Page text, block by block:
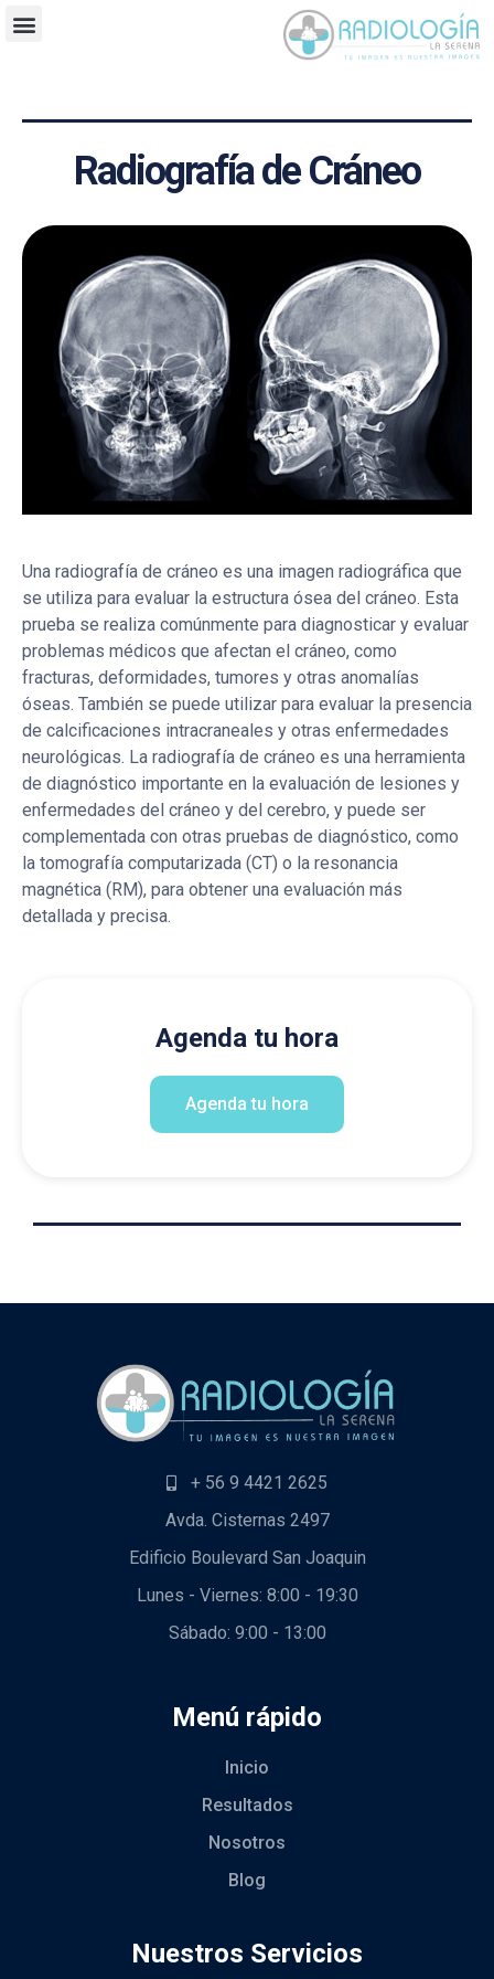
Radiografía de Cráneo
Una radiografía de cráneo es una imagen radiográfica que
se utiliza para evaluar la estructura ósea del cráneo. Esta
prueba se realiza comúnmente para diagnosticar y evaluar
problemas médicos que afectan el cráneo, como
fracturas, deformidades, tumores y otras anomalías
óseas. También se puede utilizar para evaluar la presencia
de calcificaciones intracraneales y otras enfermedades
neurológicas. La radiografía de cráneo es una herramienta
de diagnóstico importante en la evaluación de lesiones y
enfermedades del cráneo y del cerebro, y puede ser
complementada con otras pruebas de diagnóstico, como
la tomografía computarizada (CT) o la resonancia
magnética (RM), para obtener una evaluación más
detallada y precisa.
Agenda tu hora
Agenda tu hora
+ 56 9 4421 2625
Avda. Cisternas 2497
Edificio Boulevard San Joaquin
Lunes - Viernes: 8:00 - 19:30
Sábado: 9:00 - 13:00
Menú rápido
Inicio
Resultados
Nosotros
Blog
Nuestros Servicios